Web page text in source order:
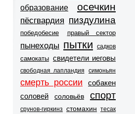
образование осечкин
пёсгвардия пиздулина
победобесие правый сектор
пынеходы пытки садков
самокаты свидетели иеговы
свободная лапландия симоньян
смерть россии
собакен
соловей
соловьёв спорт
срунов-гиркинз стомахин тесак